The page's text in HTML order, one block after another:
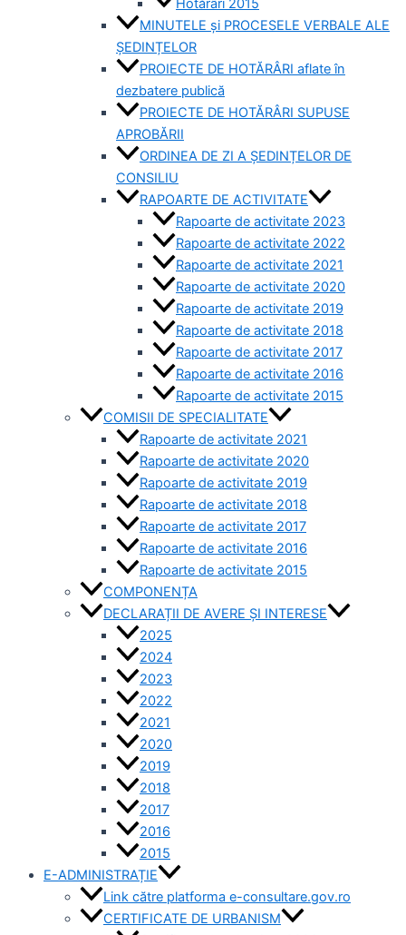
MINUTELE și PROCESELE VERBALE ALE
ȘEDINȚELOR
PROIECTE DE HOTĂRÂRI aflate în
dezbatere publică
PROIECTE DE HOTĂRÂRI SUPUSE
APROBĂRII
ORDINEA DE ZI A ȘEDINȚELOR DE
CONSILIU
RAPOARTE DE ACTIVITATE
Rapoarte de activitate 2023
Rapoarte de activitate 2022
Rapoarte de activitate 2021
Rapoarte de activitate 2020
Rapoarte de activitate 2019
Rapoarte de activitate 2018
Rapoarte de activitate 2017
Rapoarte de activitate 2016
Rapoarte de activitate 2015
COMISII DE SPECIALITATE
Rapoarte de activitate 2021
Rapoarte de activitate 2020
Rapoarte de activitate 2019
Rapoarte de activitate 2018
Rapoarte de activitate 2017
Rapoarte de activitate 2016
Rapoarte de activitate 2015
COMPONENȚA
DECLARAȚII DE AVERE ȘI INTERESE
2025
2024
2023
2022
2021
2020
2019
2018
2017
2016
2015
E-ADMINISTRAȚIE
Link către platforma e-consultare.gov.ro
CERTIFICATE DE URBANISM